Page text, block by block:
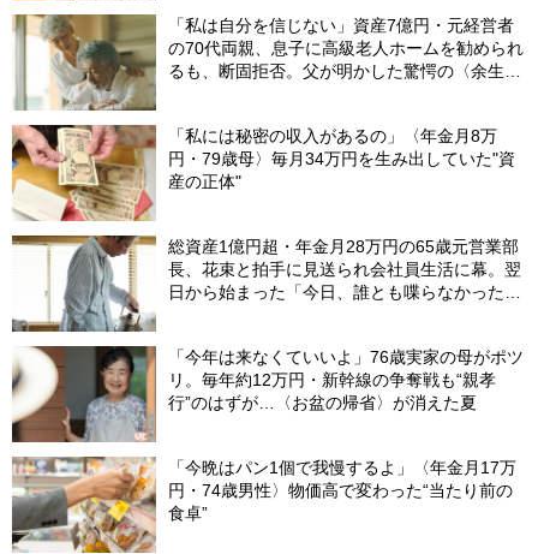
「私は自分を信じない」資産7億円・元経営者
の70代両親、息子に高級老人ホームを勧められ
るも、断固拒否。父が明かした驚愕の〈余生計
「私には秘密の収入があるの」〈年金月8万
円・79歳母〉毎月34万円を生み出していた"資
産の正体"
総資産1億円超・年金月28万円の65歳元営業部
長、花束と拍手に見送られ会社員生活に幕。翌
日から始まった「今日、誰とも喋らなかった」
「今年は来なくていいよ」76歳実家の母がポツ
リ。毎年約12万円・新幹線の争奪戦も“親孝
行”のはずが…〈お盆の帰省〉が消えた夏
「今晩はパン1個で我慢するよ」〈年金月17万
円・74歳男性〉物価高で変わった“当たり前の
食卓”